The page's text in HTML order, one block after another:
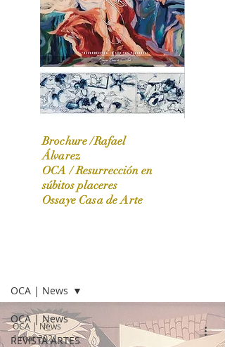
OCA|News 31 / Marzo-Abril / 2024
Brochure /Rafael
Álvarez
OCA /Resurrección en
súbitos placeres
Ossaye Casa de Arte
OCA | News
REVISTA ARTES
OCA | News
OCA | News
1 mar 2021